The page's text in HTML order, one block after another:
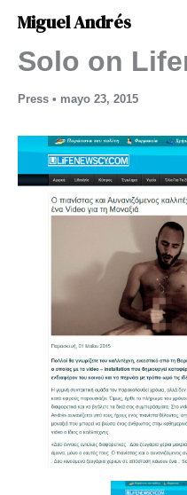
contenido
Solo on
Press • mayo 23, 2015
Miguel Andrés